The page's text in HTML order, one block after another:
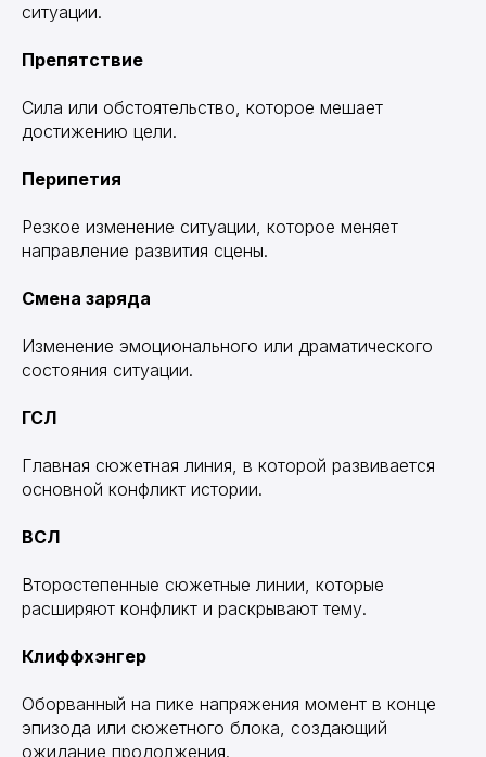
ситуации.
Препятствие
Сила или обстоятельство, которое мешает
достижению цели.
Перипетия
Резкое изменение ситуации, которое меняет
направление развития сцены.
Смена заряда
Изменение эмоционального или драматического
состояния ситуации.
ГСЛ
Главная сюжетная линия, в которой развивается
основной конфликт истории.
ВСЛ
Второстепенные сюжетные линии, которые
расширяют конфликт и раскрывают тему.
Клиффхэнгер
Оборванный на пике напряжения момент в конце
эпизода или сюжетного блока, создающий
ожидание продолжения.